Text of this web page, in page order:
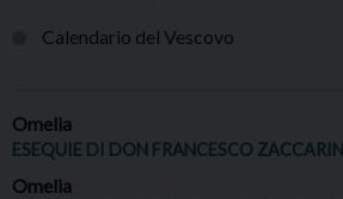
Calendario del Vescovo
Omelia
ESEQUIE DI DON FRANCESCO ZACCARINI
Omelia